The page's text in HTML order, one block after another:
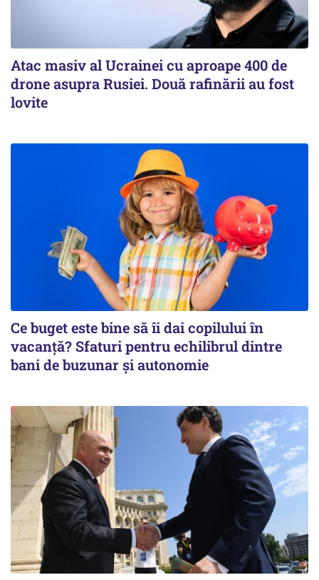
Atac masiv al Ucrainei cu aproape 400 de
drone asupra Rusiei. Două rafinării au fost
lovite
Ce buget este bine să îi dai copilului în
vacanță? Sfaturi pentru echilibrul dintre
bani de buzunar și autonomie